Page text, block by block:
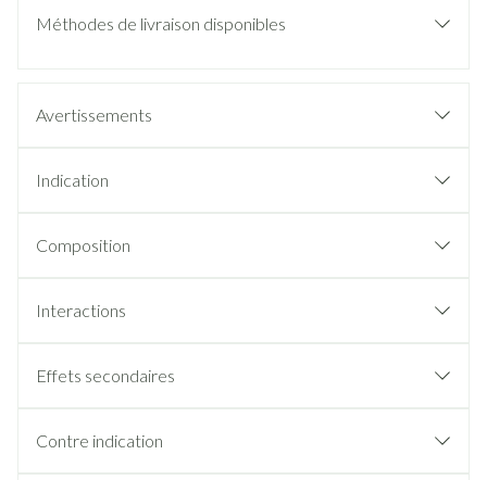
Méthodes de livraison disponibles
Avertissements
Indication
Composition
Interactions
Effets secondaires
Contre indication